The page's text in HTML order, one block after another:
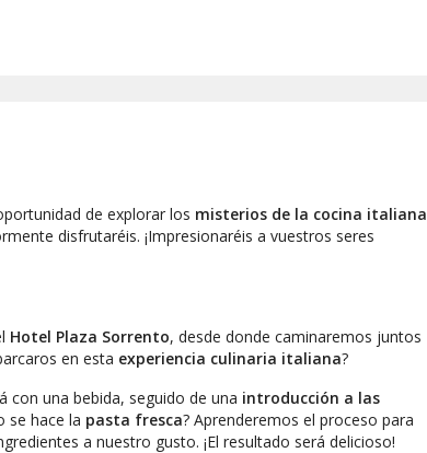
de explorar los misterios de la cocina italiana
disfrutaréis. ¡Impresionaréis a vuestros seres
Hotel Plaza Sorrento, desde donde caminaremos juntos
en esta experiencia culinaria italiana?
con una bebida, seguido de una introducción a las
se hace la pasta fresca? Aprenderemos el proceso para
a nuestro gusto. ¡El resultado será delicioso!